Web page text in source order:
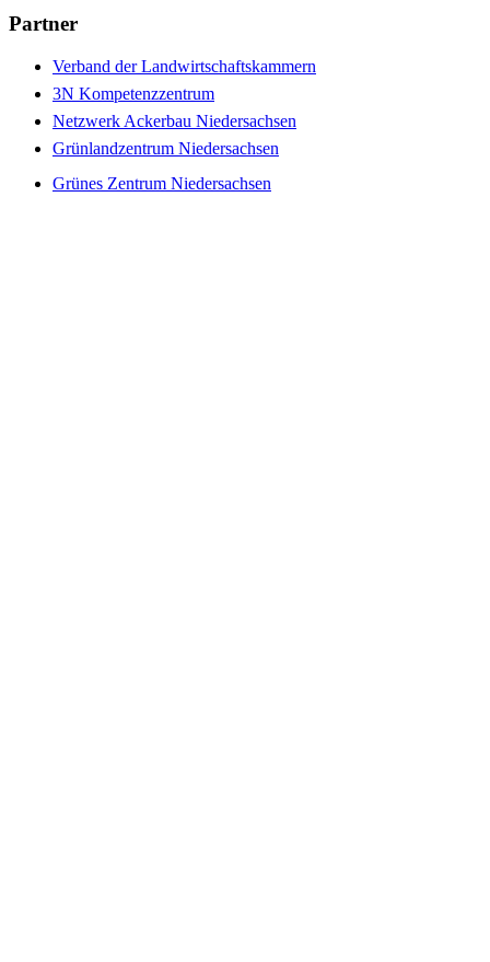
Partner
Verband der Landwirtschaftskammern
3N Kompetenzzentrum
Netzwerk Ackerbau Niedersachsen
Grünlandzentrum Niedersachsen
Grünes Zentrum Niedersachsen